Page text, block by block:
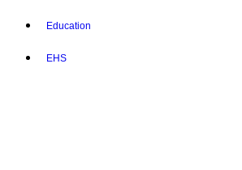
Education
EHS